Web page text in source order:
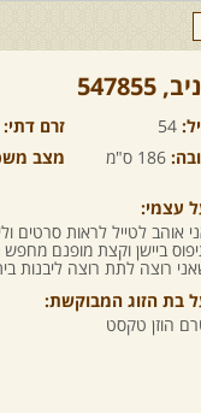
547855
54 זרם דתי:
186 ס"מ מצב
עצמי:
אוהב לטייל לראות סרטים
ביישן וקצת מופנם
רוצה לתת רוצה ליבנות
בת הזוג המבוקשת:
הוזן טקסט